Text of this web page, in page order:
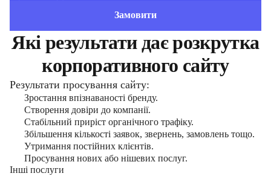
Замовити
Які результати дає розкрутка
корпоративного сайту
Результати просування сайту:
Зростання впізнаваності бренду.
Створення довіри до компанії.
Стабільний приріст органічного трафіку.
Збільшення кількості заявок, звернень, замовлень тощо.
Утримання постійних клієнтів.
Просування нових або нішевих послуг.
Інші послуги